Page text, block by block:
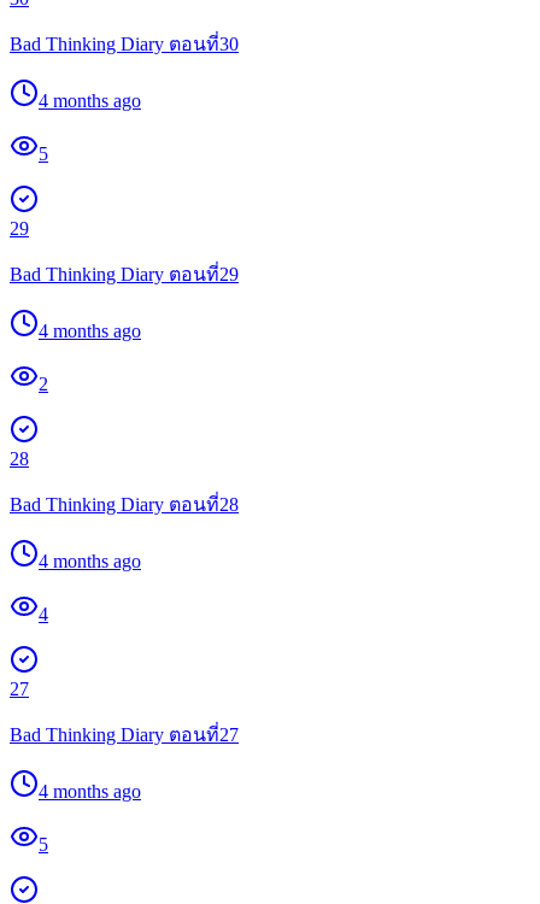
Bad Thinking Diary ตอนที่30
4 months ago
5
29
Bad Thinking Diary ตอนที่29
4 months ago
2
28
Bad Thinking Diary ตอนที่28
4 months ago
4
27
Bad Thinking Diary ตอนที่27
4 months ago
5